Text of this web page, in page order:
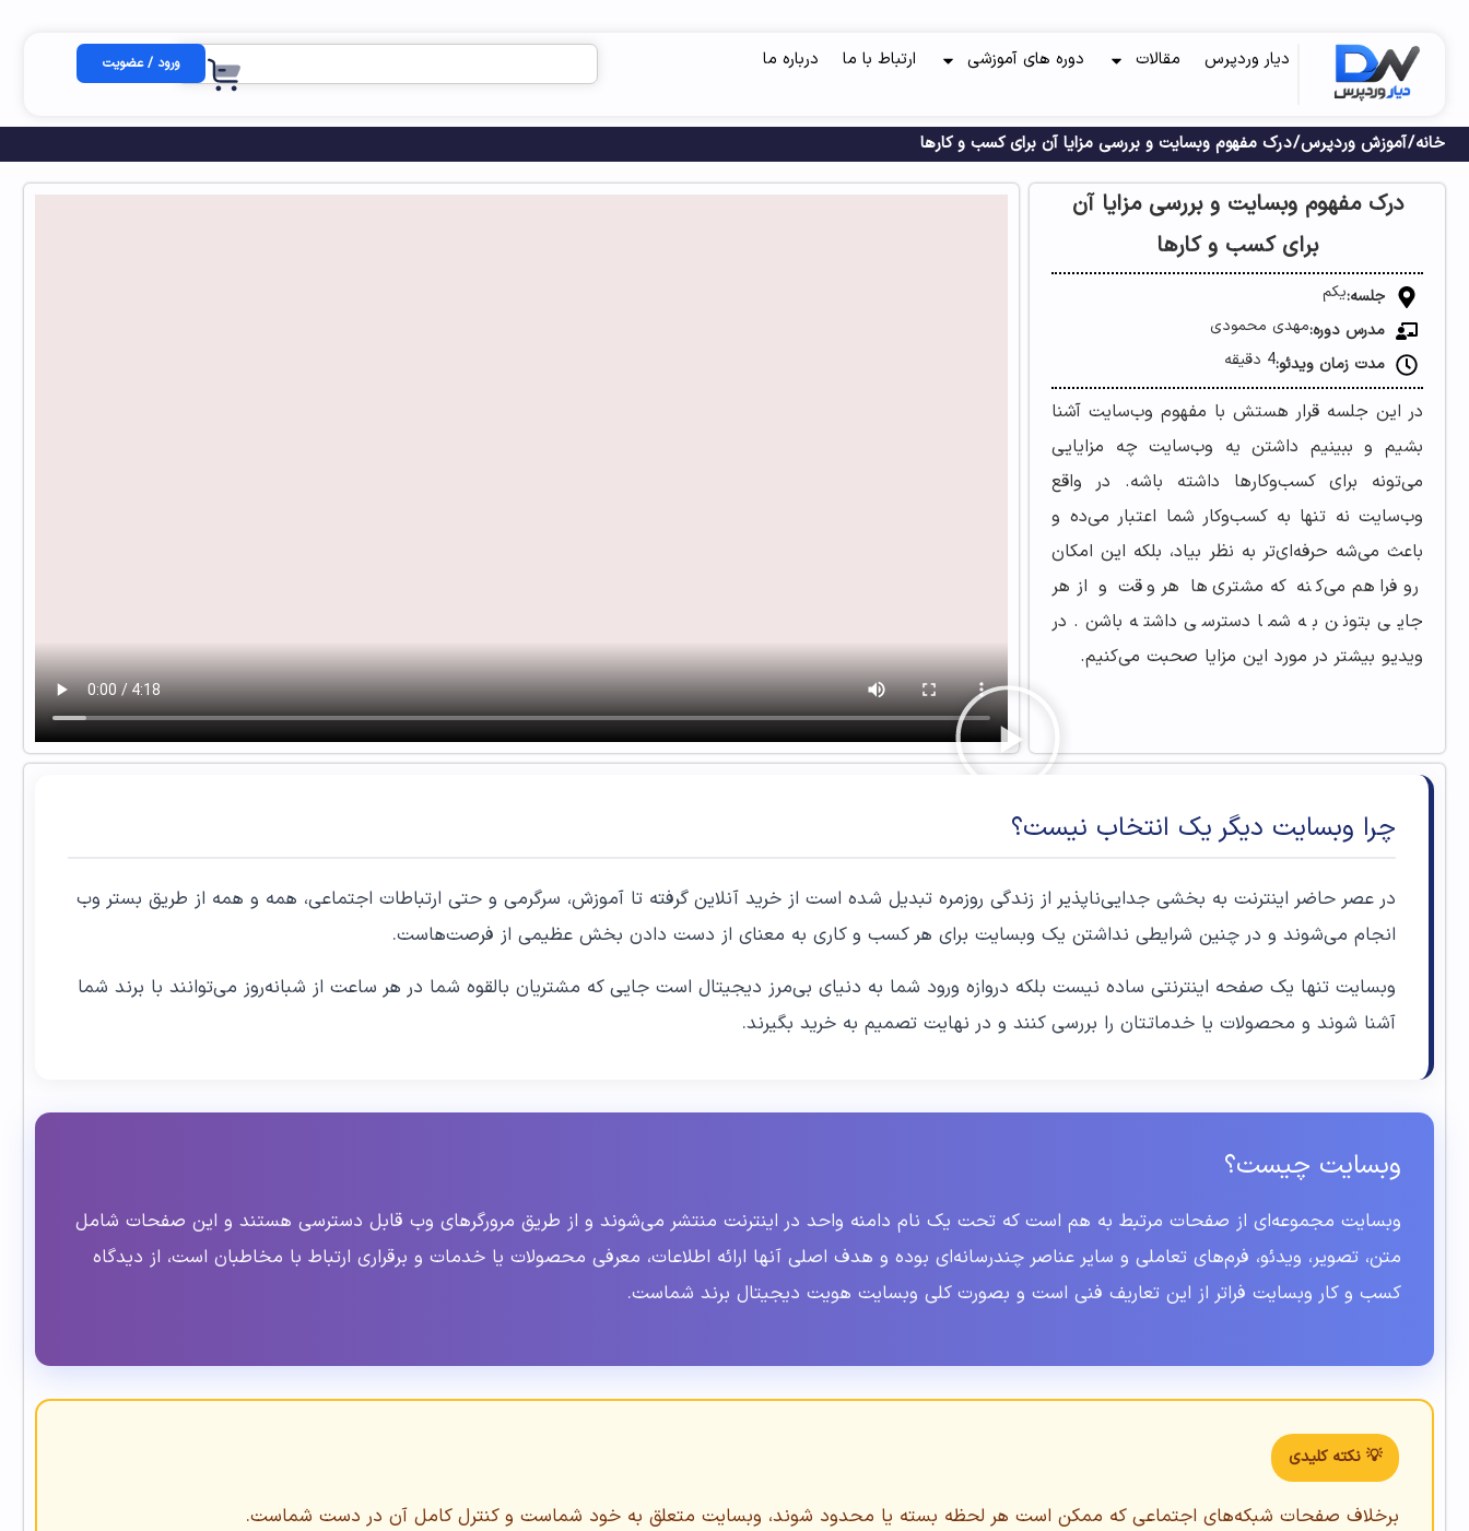
دیار وردپرس مقالات دوره های آموزشی ارتباط با ما درباره ما ورود / عضویت
خانه/آموزش وردپرس/ درک مفهوم وبسایت و بررسی مزایا آن برای کسب و کارها
درک مفهوم وبسایت و بررسی مزایا آن
برای کسب و کارها
جلسه:یکم
مدرس دوره:مهدی محمودی
مدت زمان ویدئو:4 دقیقه
در این جلسه قرار هستش با مفهوم وب‌سایت آشنا
بشیم و ببینیم داشتن یه وب‌سایت چه مزایایی
می‌تونه برای کسب‌وکارها داشته باشه. در واقع
وب‌سایت نه‌ تنها به کسب‌وکار شما اعتبار می‌ده و
باعث می‌شه حرفه‌ای‌تر به نظر بیاد، بلکه این امکان
رو فراهم می‌کنه که مشتری‌ها هر وقت و از هر
جایی بتونن به شما دسترسی داشته باشن. در
ویدیو بیشتر در مورد این مزایا صحبت می‌کنیم.
چرا وبسایت دیگر یک انتخاب نیست؟
در عصر حاضر اینترنت به بخشی جدایی‌ناپذیر از زندگی روزمره تبدیل شده است از خرید آنلاین گرفته تا آموزش، سرگرمی و حتی ارتباطات اجتماعی، همه و همه از طریق بستر وب
انجام می‌شوند و در چنین شرایطی نداشتن یک وبسایت برای هر کسب و کاری به معنای از دست دادن بخش عظیمی از فرصت‌هاست.
وبسایت تنها یک صفحه اینترنتی ساده نیست بلکه دروازه ورود شما به دنیای بی‌مرز دیجیتال است جایی که مشتریان بالقوه شما در هر ساعت از شبانه‌روز می‌توانند با برند شما
آشنا شوند و محصولات یا خدماتتان را بررسی کنند و در نهایت تصمیم به خرید بگیرند.
وبسایت چیست؟
وبسایت مجموعه‌ای از صفحات مرتبط به هم است که تحت یک نام دامنه واحد در اینترنت منتشر می‌شوند و از طریق مرورگرهای وب قابل دسترسی هستند و این صفحات شامل
متن، تصویر، ویدئو، فرم‌های تعاملی و سایر عناصر چندرسانه‌ای بوده و هدف اصلی آنها ارائه اطلاعات، معرفی محصولات یا خدمات و برقراری ارتباط با مخاطبان است، از دیدگاه
کسب و کار وبسایت فراتر از این تعاریف فنی است و بصورت کلی وبسایت هویت دیجیتال برند شماست.
💡 نکته کلیدی
برخلاف صفحات شبکه‌های اجتماعی که ممکن است هر لحظه بسته یا محدود شوند، وبسایت متعلق به خود شماست و کنترل کامل آن در دست شماست.